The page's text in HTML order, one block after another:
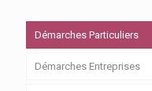
Démarches Particuliers
Démarches Entreprises